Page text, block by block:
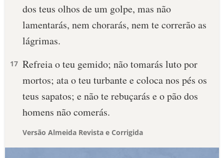
dos teus olhos de um golpe, mas não
lamentarás, nem chorarás, nem te correrão as
lágrimas.
17 Refreia o teu gemido; não tomarás luto por
mortos; ata o teu turbante e coloca nos pés os
teus sapatos; e não te rebuçarás e o pão dos
homens não comerás.
Versão Almeida Revista e Corrigida